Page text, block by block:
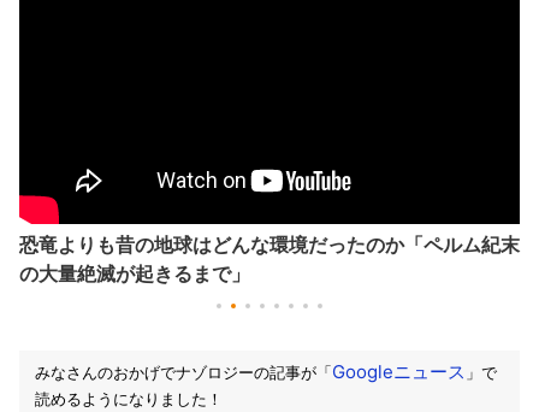
恐竜よりも昔の地球はどんな環境だったのか「ペルム紀末
の大量絶滅が起きるまで」
みなさんのおかげでナゾロジーの記事が「Googleニュース 」で
読めるようになりました！